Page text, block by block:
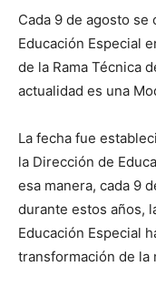
Cada 9 de agosto
Educación Especial
de la Rama Técnica
actualidad es una
La fecha fue
la Dirección de
esa manera, cada 9
durante estos años,
Educación Especial
transformación de la